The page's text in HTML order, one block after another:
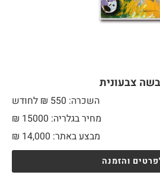
צבעונית
השכרה: 550 ₪ לחודש
מחיר בגלריה: 15000 ₪
מבצע באתר:
₪ 14,000
והזמנה